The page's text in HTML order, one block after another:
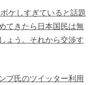
ケしすぎていると話題
てきたら日本国民は無
ょう。それから交渉す
プ氏のツイッター利用